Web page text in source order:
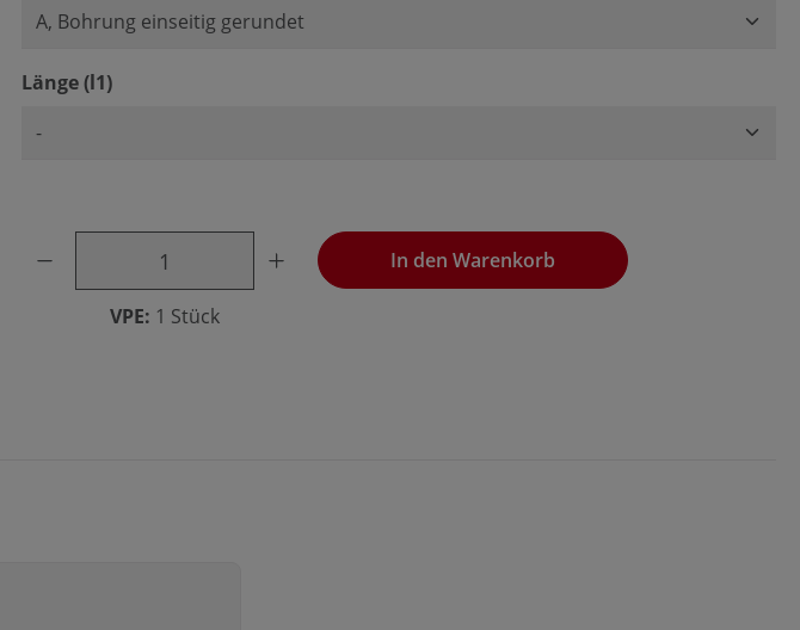
Länge (l1)auswählen
Produkt Anzahl: Gib den gewünschten Wert ein oder benutze die Schaltflächen, um
VPE: 1 Stück
In den Warenkorb